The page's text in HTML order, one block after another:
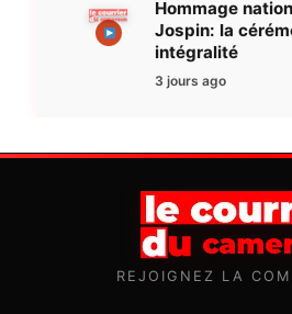
Hommage
Jospin: la
intégralité
3 jours ago
REJOIGNEZ LA